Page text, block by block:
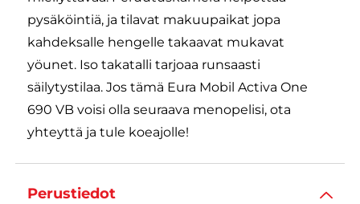
pysäköintiä, ja tilavat makuupaikat jopa
kahdeksalle hengelle takaavat mukavat
yöunet. Iso takatalli tarjoaa runsaasti
säilytystilaa. Jos tämä Eura Mobil Activa One
690 VB voisi olla seuraava menopelisi, ota
yhteyttä ja tule koeajolle!
Perustiedot